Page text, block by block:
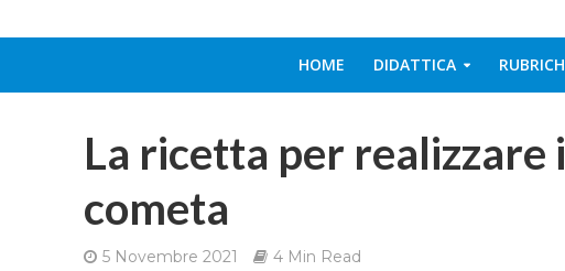
HOME DIDATTICA
La ricetta per realizzare
cometa
5 Novembre 2021 4 Min Read